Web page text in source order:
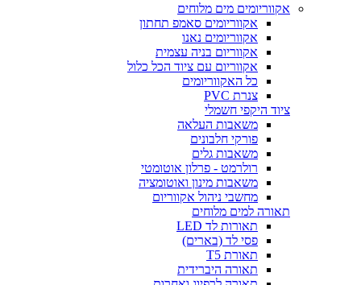
אקווריומים מים מלוחים
אקווריומים סאמפ תחתון
אקווריומים נאנו
אקווריום בניה עצמית
אקווריום עם ציוד הכל כלול
כל האקווריומים
צנרת PVC
ציוד היקפי חשמלי
משאבות העלאה
פורקי חלבונים
משאבות גלים
רולרמט - פרלון אוטומטי
משאבות מינון ואוטומציה
מחשבי ניהול אקווריום
תאורה למים מלוחים
תאורות לד LED
פסי לד (בארים)
תאורת T5
תאורה היברידית